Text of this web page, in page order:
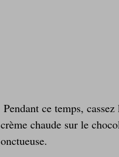
crème chaude sur le
onctueuse.